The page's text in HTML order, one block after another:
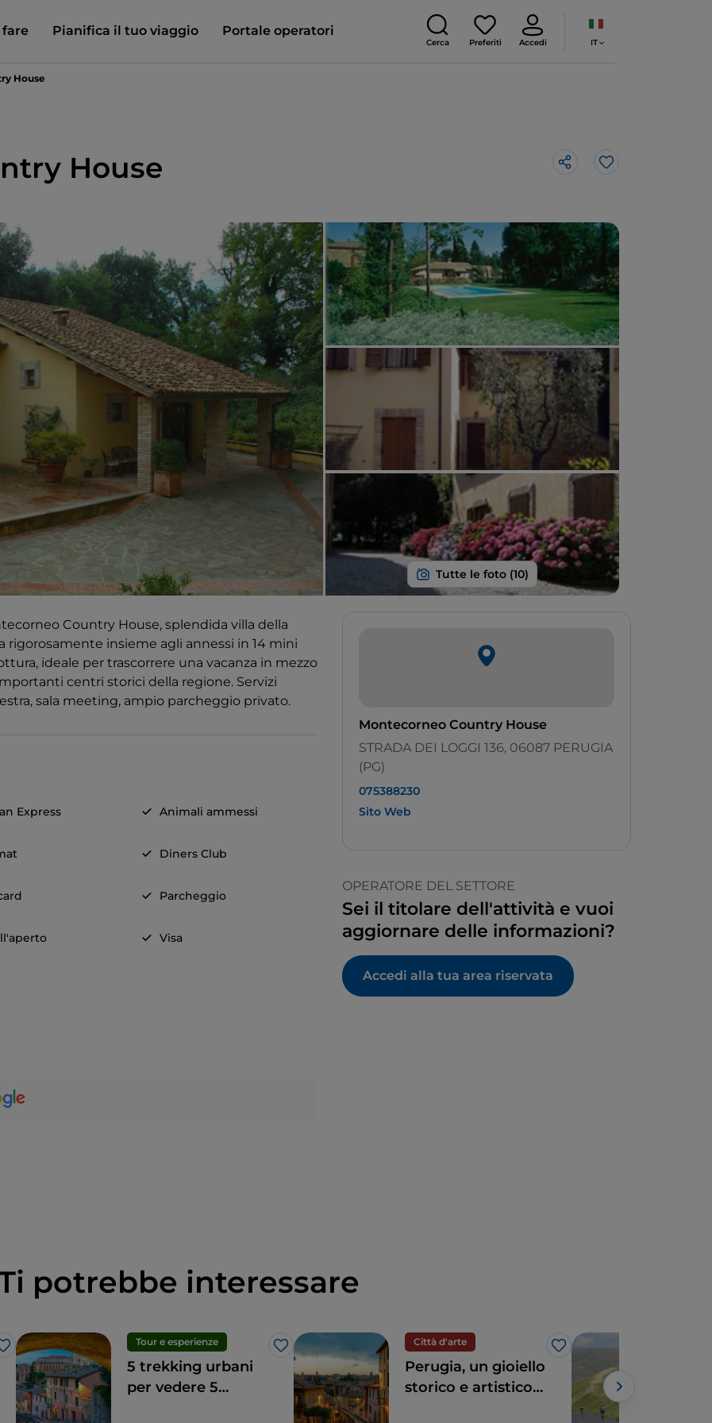
fare Pianifica il tuo viaggio Portale operatori
Cerca Preferiti Accedi IT
House
House Like
Country House, splendida villa della
insieme agli annessi in 14 mini
ideale per trascorrere una vacanza in mezzo
centri storici della regione. Servizi
sala meeting, ampio parcheggio privato.
Express Animali ammessi
Diners Club
Parcheggio
Visa
Montecorneo Country House
STRADA DEI LOGGI 136, 06087 PERUGIA
(PG)
075388230
Sito Web
OPERATORE DEL SETTORE
Sei il titolare dell'attività e vuoi
aggiornare delle informazioni?
Accedi alla tua area riservata
potrebbe interessare
Like
Tour e esperienze
Like
5 trekking urbani
per vedere 5
Città d'arte
Like
Perugia, un gioiello
storico e artistico